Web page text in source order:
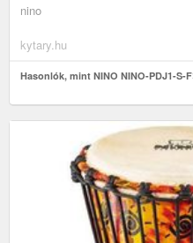
nino
kytary.hu
Hasonlók, mint NINO NINO-PDJ1-S-F